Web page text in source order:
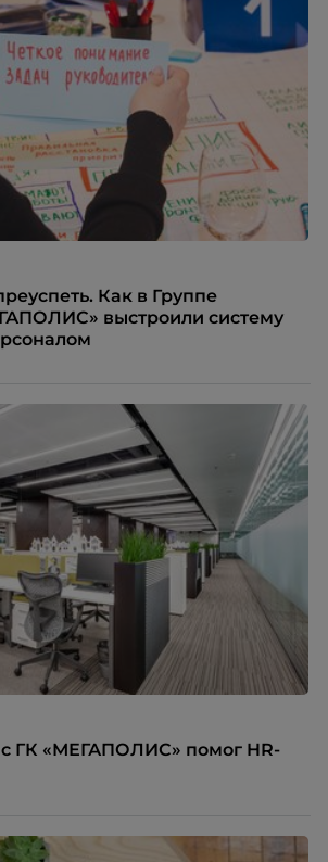
Как в Группе
выстроили систему
ГК «МЕГАПОЛИС» помог HR-